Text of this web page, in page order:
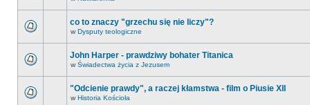
co to znaczy "grzechu się nie liczy"?
w Dysputy teologiczne
John Harper - prawdziwy bohater Titanica
w Świadectwa życia z Jezusem
"Odcienie prawdy", a raczej kłamstwa - film o Piusie XII
w Historia Kościoła